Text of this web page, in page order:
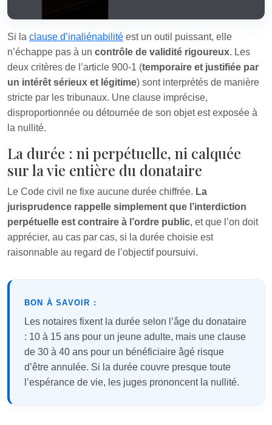
Si la clause d’inaliénabilité est un outil puissant, elle
n’échappe pas à un contrôle de validité rigoureux. Les
deux critères de l’article 900‑1 (temporaire et justifiée par
un intérêt sérieux et légitime) sont interprétés de manière
stricte par les tribunaux. Une clause imprécise,
disproportionnée ou détournée de son objet est exposée à
la nullité.
La durée : ni perpétuelle, ni calquée
sur la vie entière du donataire
Le Code civil ne fixe aucune durée chiffrée. La
jurisprudence rappelle simplement que l’interdiction
perpétuelle est contraire à l’ordre public, et que l’on doit
apprécier, au cas par cas, si la durée choisie est
raisonnable au regard de l’objectif poursuivi.
BON À SAVOIR :
Les notaires fixent la durée selon l’âge du donataire
: 10 à 15 ans pour un jeune adulte, mais une clause
de 30 à 40 ans pour un bénéficiaire âgé risque
d’être annulée. Si la durée couvre presque toute
l’espérance de vie, les juges prononcent la nullité.